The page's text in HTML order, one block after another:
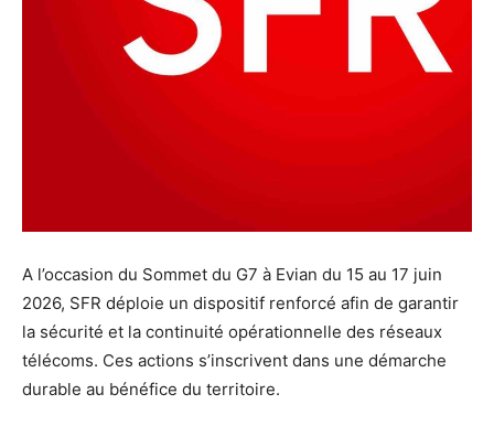
A l’occasion du Sommet du G7 à Evian du 15 au 17 juin
2026, SFR déploie un dispositif renforcé afin de garantir
la sécurité et la continuité opérationnelle des réseaux
télécoms. Ces actions s’inscrivent dans une démarche
durable au bénéfice du territoire.